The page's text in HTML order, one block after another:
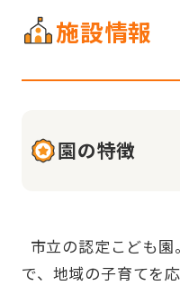
施設情報
園の特徴